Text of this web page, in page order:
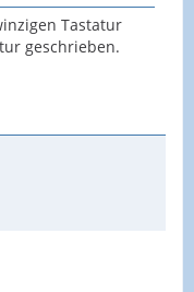
Tastatur
geschrieben.